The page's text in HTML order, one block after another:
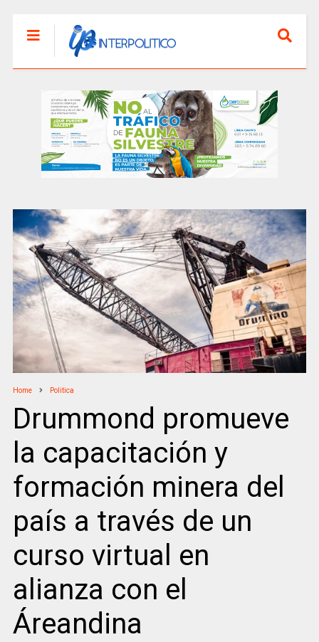
Home Politica
Drummond promueve
la capacitación y
formación minera del
país a través de un
curso virtual en
alianza con el
Áreandina